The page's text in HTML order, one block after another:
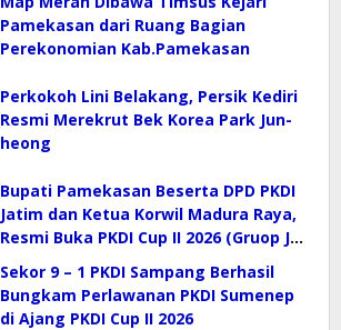
Pamekasan dari Ruang Bagian
Perekonomian Kab.Pamekasan
Perkokoh Lini Belakang, Persik Kediri
Resmi Merekrut Bek Korea Park Jun-
heong
Bupati Pamekasan Beserta DPD PKDI
Jatim dan Ketua Korwil Madura Raya,
Resmi Buka PKDI Cup II 2026 (Gruop J)
di SGMRP.
Sekor 9 – 1 PKDI Sampang Berhasil
Bungkam Perlawanan PKDI Sumenep
di Ajang PKDI Cup II 2026